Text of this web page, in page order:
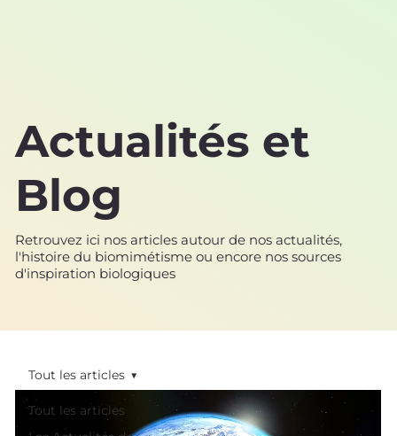
Actualités et
Blog
Retrouvez ici nos articles autour de nos actualités,
l'histoire du biomimétisme ou encore nos sources
d'inspiration biologiques
Tout les articles
Tout les articles